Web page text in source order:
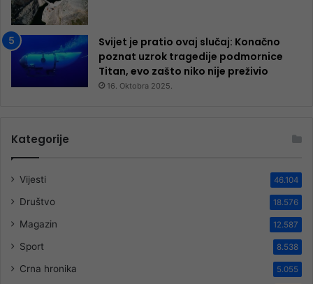
Svijet je pratio ovaj slučaj: Konačno
poznat uzrok tragedije podmornice
Titan, evo zašto niko nije preživio
16. Oktobra 2025.
Kategorije
Vijesti 46.104
Društvo 18.576
Magazin 12.587
Sport 8.538
Crna hronika 5.055